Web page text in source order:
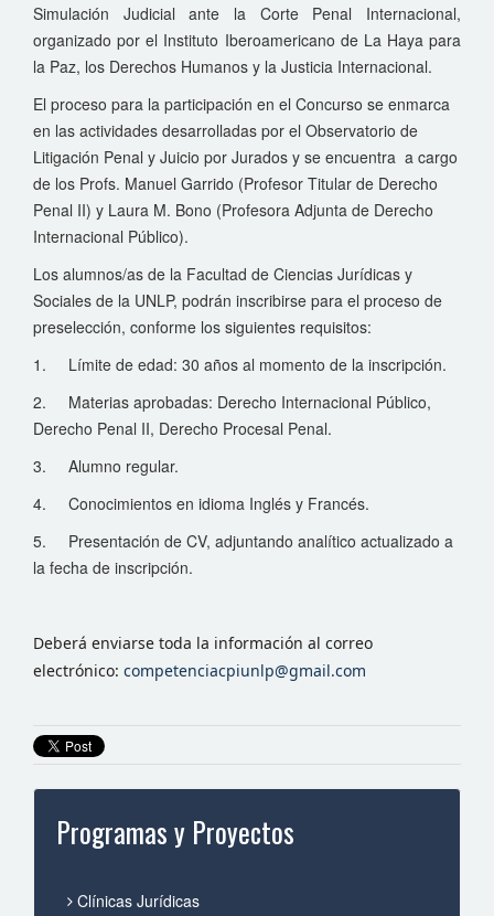
Simulación Judicial ante la Corte Penal Internacional,
organizado por el Instituto Iberoamericano de La Haya para
la Paz, los Derechos Humanos y la Justicia Internacional.
El proceso para la participación en el Concurso se enmarca
en las actividades desarrolladas por el Observatorio de
Litigación Penal y Juicio por Jurados y se encuentra a cargo
de los Profs. Manuel Garrido (Profesor Titular de Derecho
Penal II) y Laura M. Bono (Profesora Adjunta de Derecho
Internacional Público).
Los alumnos/as de la Facultad de Ciencias Jurídicas y
Sociales de la UNLP, podrán inscribirse para el proceso de
preselección, conforme los siguientes requisitos:
1. Límite de edad: 30 años al momento de la inscripción.
2. Materias aprobadas: Derecho Internacional Público,
Derecho Penal II, Derecho Procesal Penal.
3. Alumno regular.
4. Conocimientos en idioma Inglés y Francés.
5. Presentación de CV, adjuntando analítico actualizado a
la fecha de inscripción.
Deberá enviarse toda la información al correo
electrónico: competenciacpiunlp@gmail.com
Programas y Proyectos
Clínicas Jurídicas